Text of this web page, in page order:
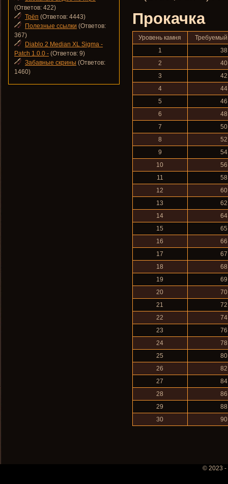
Прокачка
Уровень камня
1
38
2
40
3
42
4
44
5
46
6
48
7
50
8
52
9
54
10
56
11
58
12
60
13
62
14
64
15
65
16
66
17
67
18
68
19
69
20
70
21
72
22
74
23
76
24
78
25
80
26
82
27
84
28
86
29
88
30
90
(Ответов: 422)
Трёп (Ответов: 4443)
Полезные ссылки (Ответов:
367)
Diablo 2 Median XL Sigma -
Patch 1.0.0 - (Ответов: 9)
Забавные скрины (Ответов:
1460)
© 2023 -